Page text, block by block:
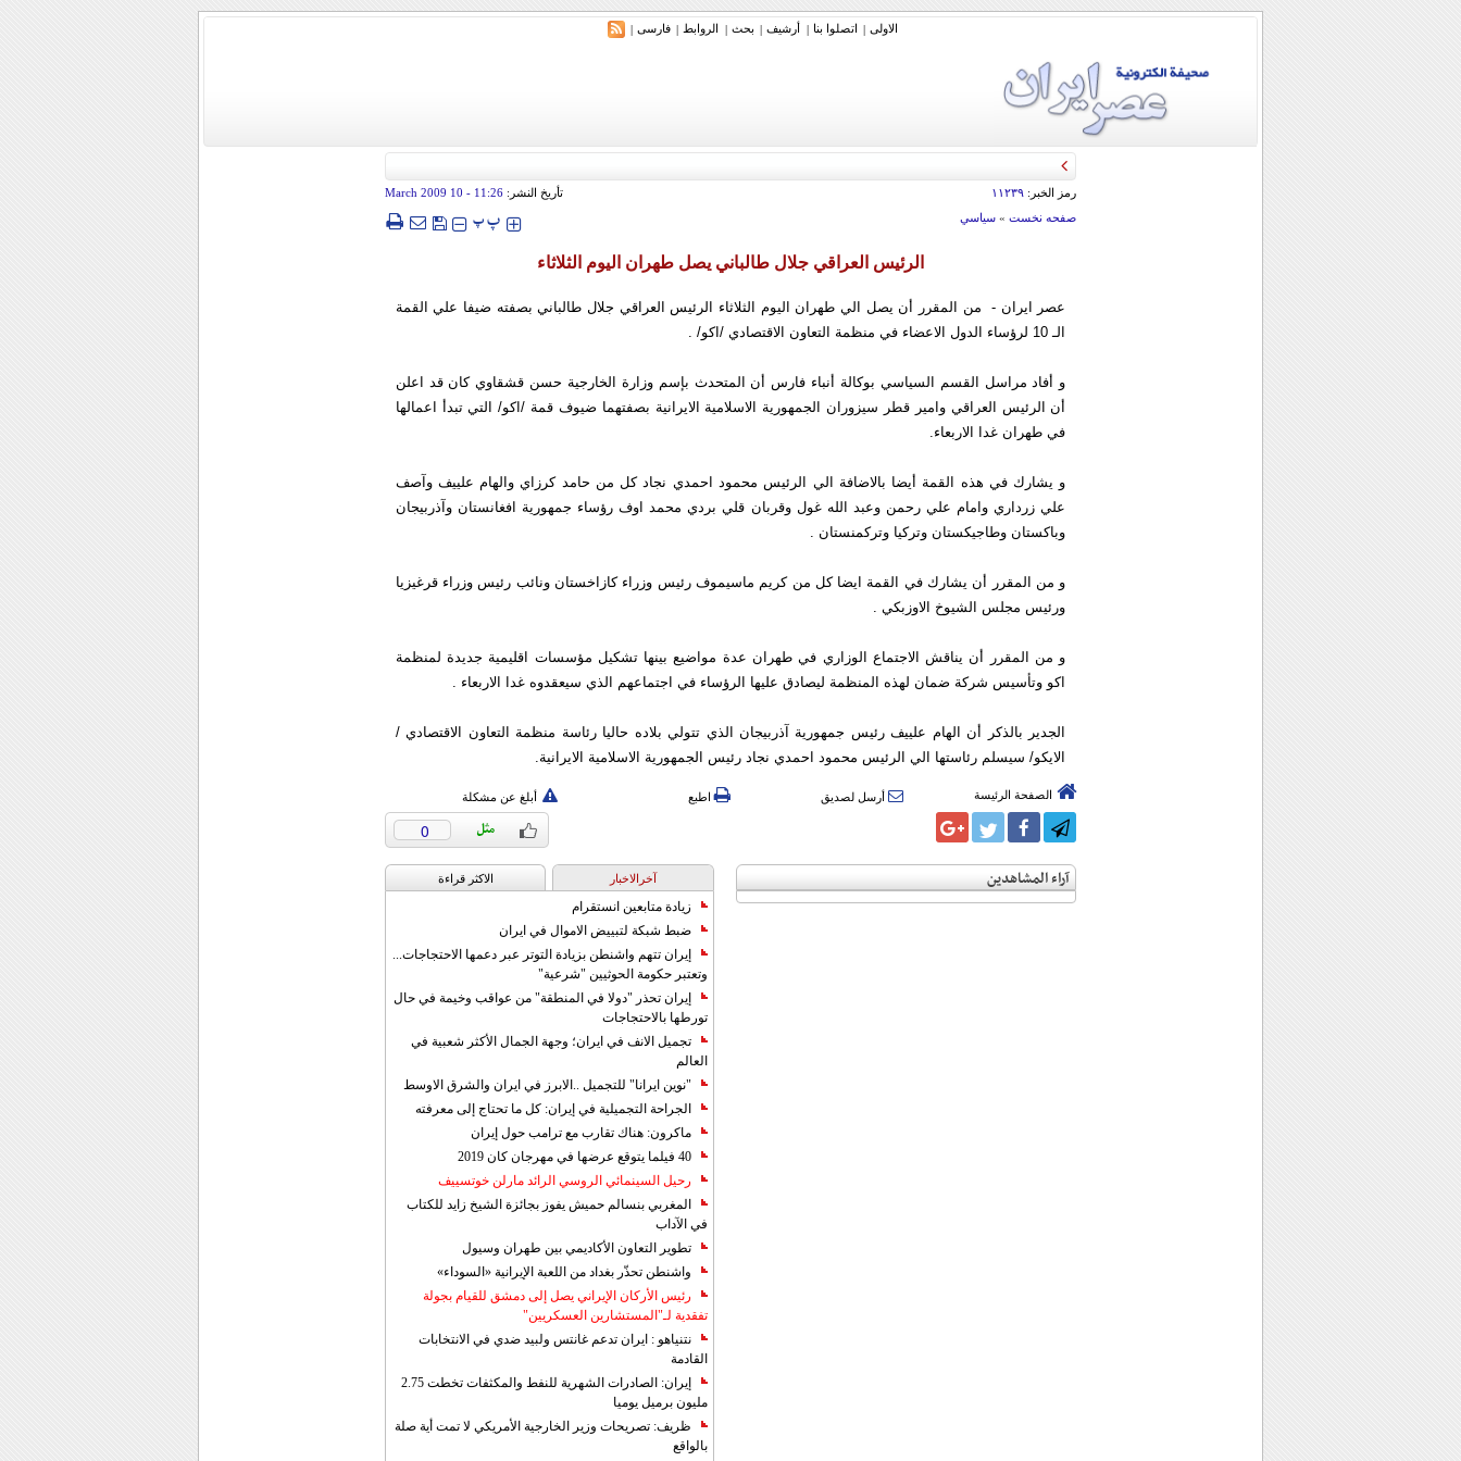
الاولی | اتصلوا بنا | أرشیف | بحث | الروابط | فارسی |
رمز الخبر: ۱۱۲۳۹ تأريخ النشر:11:26
- 10 March 2009
صفحه نخست» سياسي ‍‍‍ پپ
الرئيس العراقي جلال طالباني يصل طهران اليوم الثلاثاء
عصر ایران - من المقرر أن يصل الي طهران اليوم الثلاثاء الرئيس العراقي جلال طالباني بصفته ضيفا علي القمة
الـ 10 لرؤساء الدول الاعضاء في منظمة التعاون الاقتصادي /اكو/ .
و أفاد مراسل القسم السياسي بوكالة أنباء فارس أن المتحدث بإسم وزارة الخارجية حسن قشقاوي كان قد اعلن
أن الرئيس العراقي وامير قطر سيزوران الجمهورية الاسلامية الايرانية بصفتهما ضيوف قمة /اكو/ التي تبدأ اعمالها
في طهران غدا الاربعاء.
و يشارك في هذه القمة أيضا بالاضافة الي الرئيس محمود احمدي نجاد كل من حامد كرزاي والهام علييف وآصف
علي زرداري وامام علي رحمن وعبد الله غول وقربان قلي بردي محمد اوف رؤساء جمهورية افغانستان وآذربيجان
وباكستان وطاجيكستان وتركيا وتركمنستان .
و من المقرر أن يشارك في القمة ايضا كل من كريم ماسيموف رئيس وزراء كازاخستان ونائب رئيس وزراء قرغيزيا
ورئيس مجلس الشيوخ الاوزبكي .
و من المقرر أن يناقش الاجتماع الوزاري في طهران عدة مواضيع بينها تشكيل مؤسسات اقليمية جديدة لمنظمة
اكو وتأسيس شركة ضمان لهذه المنظمة ليصادق عليها الرؤساء في اجتماعهم الذي سيعقدوه غدا الاربعاء .
الجدير بالذكر أن الهام علييف رئيس جمهورية آذربيجان الذي تتولي بلاده حاليا رئاسة منظمة التعاون الاقتصادي /
الايكو/ سيسلم رئاستها الي الرئيس محمود احمدي نجاد رئيس الجمهورية الاسلامية الايرانية.
الصفحة الرئيسة أرسل لصديق اطبع أبلغ عن مشكلة
0
آراء المشاهدين آخرالاخبار الاکثر قراءة
زيادة متابعين انستقرام
ضبط شبكة لتبييض الاموال في ايران
إيران تتهم واشنطن بزيادة التوتر عبر دعمها الاحتجاجات...
وتعتبر حكومة الحوثيين "شرعية"
إيران تحذر "دولا في المنطقة" من عواقب وخيمة في حال
تورطها بالاحتجاجات
تجميل الانف في ايران؛ وجهة الجمال الأكثر شعبية في
العالم
"نوين ايرانا" للتجميل ..الابرز في ايران والشرق الاوسط
الجراحة التجميلية في إيران: كل ما تحتاج إلى معرفته
ماكرون: هناك تقارب مع ترامب حول إيران
40 فيلما يتوقع عرضها في مهرجان كان 2019
رحيل السينمائي الروسي الرائد مارلن خوتسييف
المغربي بنسالم حميش يفوز بجائزة الشيخ زايد للكتاب
في الآداب
تطوير التعاون الأكاديمي بين طهران وسيول
واشنطن تحذّر بغداد من اللعبة الإيرانية «السوداء»
رئيس الأركان الإيراني يصل إلى دمشق للقيام بجولة
تفقدية لـ"المستشارين العسكريين"
نتنياهو : ايران تدعم غانتس ولبيد ضدي في الانتخابات
القادمة
إيران: الصادرات الشهریة للنفط والمكثفات تخطت 2.75
مليون برميل يوميا
ظريف: تصريحات وزير الخارجية الأمريكي لا تمت أية صلة
بالواقع